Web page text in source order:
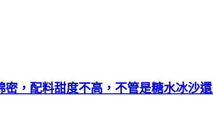
，配料甜度不高，不管是糖水冰沙